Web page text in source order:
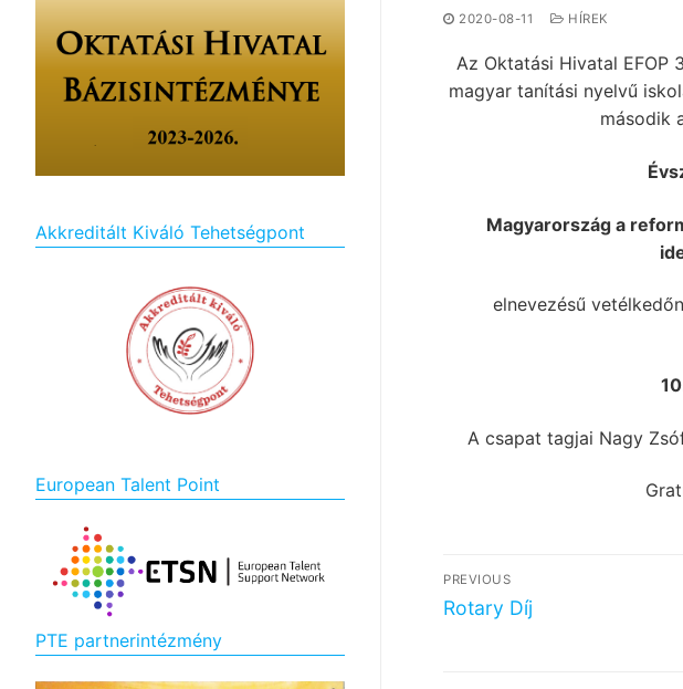
2020-08-11 HÍREK
Az Oktatási Hivatal EFOP
magyar tanítási nyelvű
második
Magyarország a
elnevezésű
A csapat tagjai Nagy
Bejegyzés
navigáció
PREVIOUS
Previous
Rotary Díj
Akkreditált Kiváló Tehetségpont
European Talent Point
PTE partnerintézmény